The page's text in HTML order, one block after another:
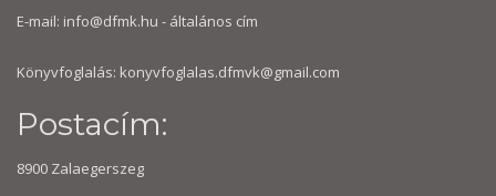
E-mail: info@dfmk.hu - általános cím
Könyvfoglalás: konyvfoglalas.dfmvk@gmail.com
Postacím:
8900 Zalaegerszeg